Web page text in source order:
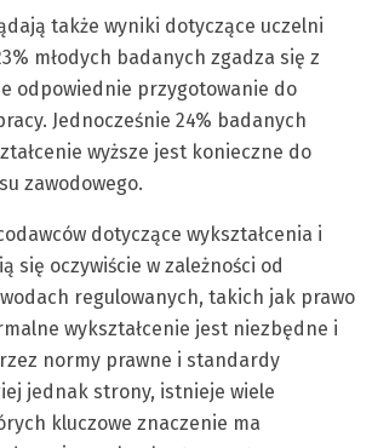
także wyniki dotyczące uczelni
młodych badanych zgadza się z
odpowiednie przygotowanie do
Jednocześnie 24% badanych
wyższe jest konieczne do
zawodowego.
dotyczące wykształcenia i
się oczywiście w zależności od
regulowanych, takich jak prawo
wykształcenie jest niezbędne i
normy prawne i standardy
jednak strony, istnieje wiele
kluczowe znaczenie ma